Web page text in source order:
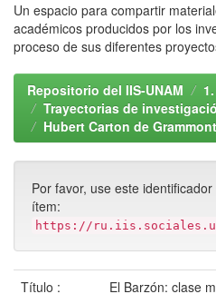
Un espacio para compartir
académicos producidos por los
proceso de sus diferentes
Repositorio del IIS-UNAM
Trayectorias de
Hubert Carton de Grammont
Por favor, use este
ítem:
https://
Título :
El Barzón: clase